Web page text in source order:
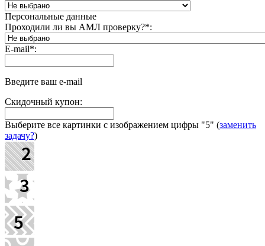
Персональные данные
Проходили ли вы АМЛ проверку?*:
E-mail*:
Введите ваш e-mail
Скидочный купон:
Выберите все картинки с изображением цифры "5" (заменить
задачу?)